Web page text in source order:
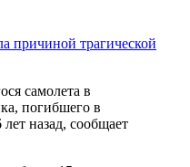
самолета в
погибшего в
назад, сообщает